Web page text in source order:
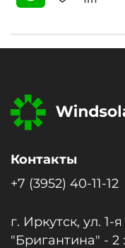
Контакты
+7 (3952) 40-11-12
г. Иркутск, ул.
"Бригантина" - 2